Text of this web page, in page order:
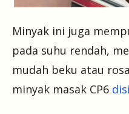
Minyak ini juga
pada suhu rendah,
mudah beku atau
minyak masak CP6